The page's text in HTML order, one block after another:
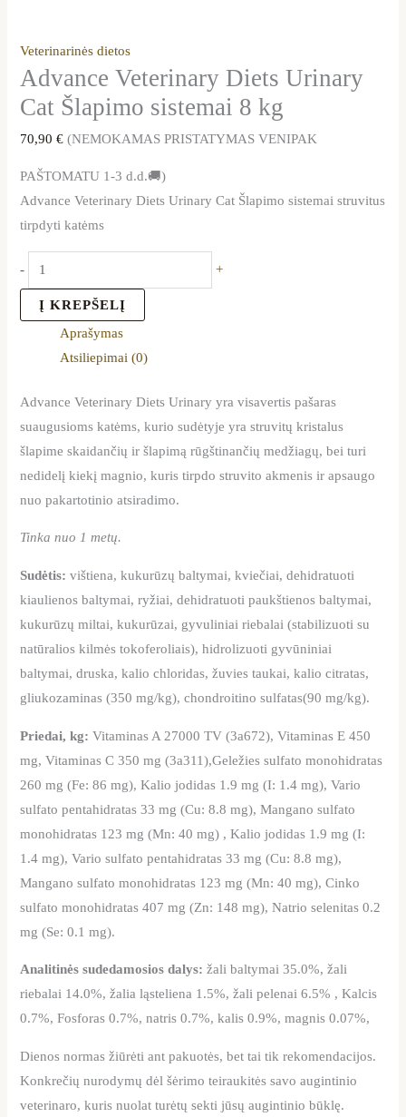
Veterinarinės dietos
Advance Veterinary Diets Urinary
Cat Šlapimo sistemai 8 kg
70,90€ (NEMOKAMAS PRISTATYMAS VENIPAK
PAŠTOMATU 1-3 d.d.🚚)
Advance Veterinary Diets Urinary Cat Šlapimo sistemai struvitus
tirpdyti katėms
- +
Į KREPŠELĮ
Aprašymas
Atsiliepimai (0)
Advance Veterinary Diets Urinary yra visavertis pašaras
suaugusioms katėms, kurio sudėtyje yra struvitų kristalus
šlapime skaidančių ir šlapimą rūgštinančių medžiagų, bei turi
nedidelį kiekį magnio, kuris tirpdo struvito akmenis ir apsaugo
nuo pakartotinio atsiradimo.
Tinka nuo 1 metų.
Sudėtis:vištiena, kukurūzų baltymai, kviečiai, dehidratuoti
kiaulienos baltymai, ryžiai, dehidratuoti paukštienos baltymai,
kukurūzų miltai, kukurūzai, gyvuliniai riebalai (stabilizuoti su
natūralios kilmės tokoferoliais), hidrolizuoti gyvūniniai
baltymai, druska, kalio chloridas, žuvies taukai, kalio citratas,
gliukozaminas (350 mg/kg), chondroitino sulfatas(90 mg/kg).
Priedai, kg:Vitaminas A 27000 TV (3a672), Vitaminas E 450
mg, Vitaminas C 350 mg (3a311),Geležies sulfato monohidratas
260 mg (Fe: 86 mg), Kalio jodidas 1.9 mg (I: 1.4 mg), Vario
sulfato pentahidratas 33 mg (Cu: 8.8 mg), Mangano sulfato
monohidratas 123 mg (Mn: 40 mg) , Kalio jodidas 1.9 mg (I:
1.4 mg), Vario sulfato pentahidratas 33 mg (Cu: 8.8 mg),
Mangano sulfato monohidratas 123 mg (Mn: 40 mg), Cinko
sulfato monohidratas 407 mg (Zn: 148 mg), Natrio selenitas 0.2
mg (Se: 0.1 mg).
Analitinės sudedamosios dalys:žali baltymai 35.0%, žali
riebalai 14.0%, žalia ląsteliena 1.5%, žali pelenai 6.5% , Kalcis
0.7%, Fosforas 0.7%, natris 0.7%, kalis 0.9%, magnis 0.07%,
Dienos normas žiūrėti ant pakuotės, bet tai tik rekomendacijos.
Konkrečių nurodymų dėl šėrimo teiraukitės savo augintinio
veterinaro, kuris nuolat turėtų sekti jūsų augintinio būklę.